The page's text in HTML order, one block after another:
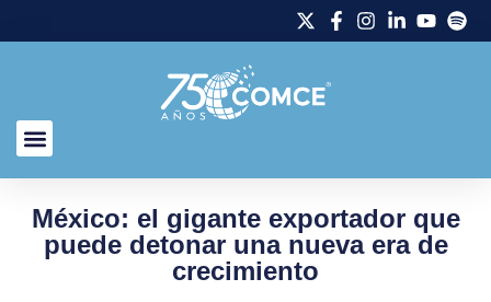
México: el gigante exportador que
puede detonar una nueva era de
crecimiento